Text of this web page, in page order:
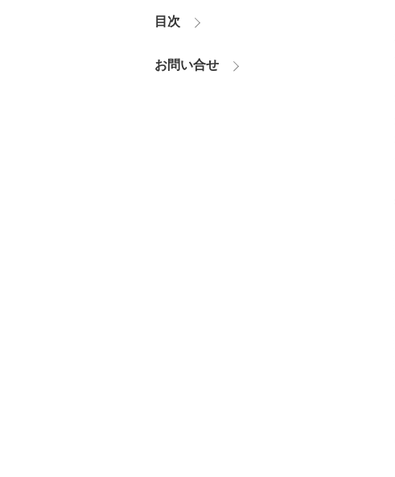
目次
お問い合せ